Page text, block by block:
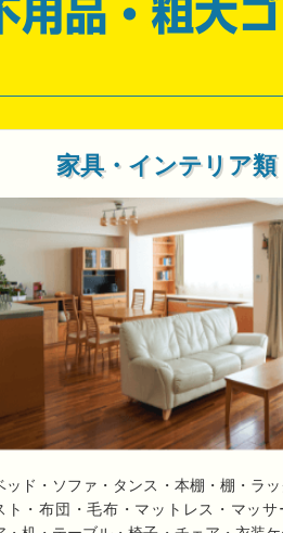
家具・インテリア類
ッド・ソファ・タンス・本棚・棚・ラ
ト・布団・毛布・マットレス・マッサ